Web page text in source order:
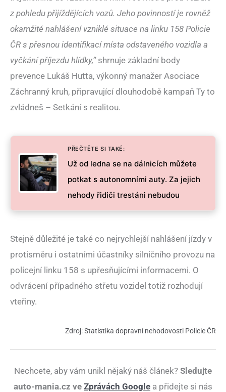
z pohledu přijíždějících vozů. Jeho povinností je rovněž
okamžité nahlášení vzniklé situace na linku 158 Policie
ČR s přesnou identifikací místa odstaveného vozidla a
vyčkání příjezdu hlídky,“shrnuje základní body
prevence Lukáš Hutta, výkonný manažer Asociace
Záchranný kruh, připravující dlouhodobě kampaň Ty to
zvládneš – Setkání s realitou.
PŘEČTĚTE SI TAKÉ:
Už od ledna se na dálnicích můžete
potkat s autonomními auty. Za jejich
nehody řidiči trestáni nebudou
Stejně důležité je také co nejrychlejší nahlášení jízdy v
protisměru i ostatními účastníky silničního provozu na
policejní linku 158 s upřesňujícími informacemi. O
odvrácení případného střetu vozidel totiž rozhodují
vteřiny.
Zdroj: Statistika dopravní nehodovosti Policie ČR
Nechcete, aby vám unikl nějaký náš článek? Sledujte
auto-mania.cz ve Zprávách Google a přidejte si nás